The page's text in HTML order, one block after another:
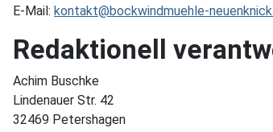
E-Mail: kontakt@bockwindmuehle-
Redaktionell
Achim Buschke
Lindenauer Str. 42
32469 Petershagen